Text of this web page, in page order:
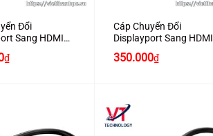
Đổi
Sang HDMI
3M
₫
Cáp Chuyển Đổi
Displayport Sang HDMI
10204 dài 5M
350.000₫